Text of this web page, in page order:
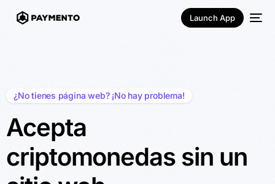
Launch App
¿No tienes página web? ¡No hay problema!
Acepta
criptomonedas sin un